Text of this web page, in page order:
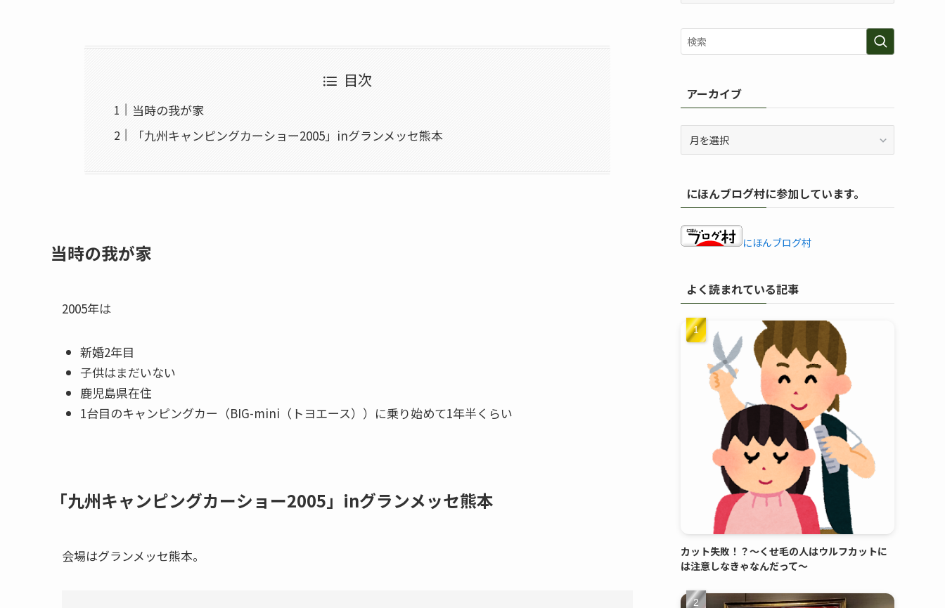
目次
当時の我が家
「九州キャンピングカーショー2005」inグランメッセ熊本
当時の我が家
2005年は
新婚2年目
子供はまだいない
鹿児島県在住
1台目のキャンピングカー（BIG-mini（トヨエース））に乗り始めて1年半くらい
「九州キャンピングカーショー2005」inグランメッセ熊本
会場はグランメッセ熊本。
リ
ー
アーカイブ
ブにほんブログ村に参加しています。
にほんブログ村
よく読まれている記事
カット失敗！？～くせ毛の人はウルフカットに
は注意しなきゃなんだって～